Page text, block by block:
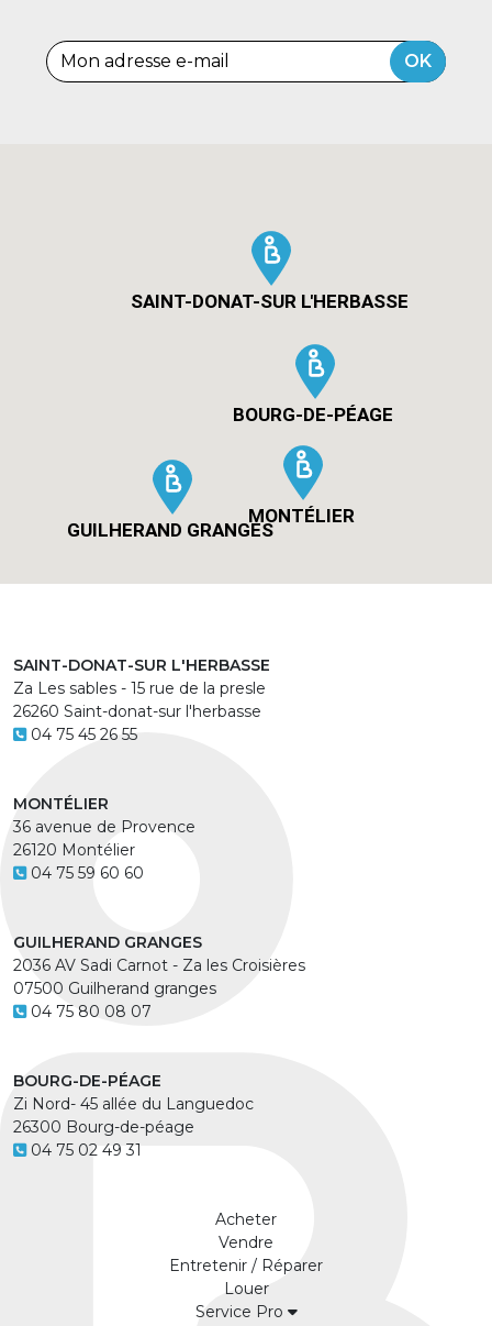
OK
SAINT-DONAT-SUR L'HERBASSE
MONTÉLIER
GUILHERAND GRANGES
BOURG-DE-PÉAGE
SAINT-DONAT-SUR L'HERBASSE
Za Les sables - 15 rue de la presle
26260 Saint-donat-sur l'herbasse
04 75 45 26 55
MONTÉLIER
36 avenue de Provence
26120 Montélier
04 75 59 60 60
GUILHERAND GRANGES
2036 AV Sadi Carnot - Za les Croisières
07500 Guilherand granges
04 75 80 08 07
BOURG-DE-PÉAGE
Zi Nord- 45 allée du Languedoc
26300 Bourg-de-péage
04 75 02 49 31
Acheter
Vendre
Entretenir / Réparer
Louer
Service Pro